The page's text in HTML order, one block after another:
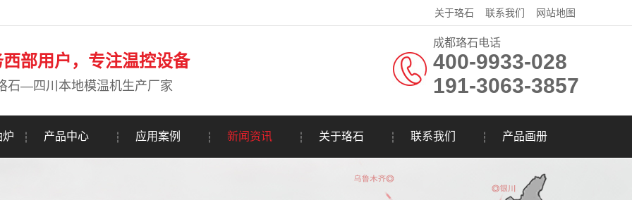
关于珞石 联系我们 网站地图
部用户，专注温控设备
石—四川本地模温机生产厂家
成都珞石电话
400-9933-028
191-3063-3857
炉 产品中心 应用案例 新闻资讯 关于珞石 联系我们 产品画册